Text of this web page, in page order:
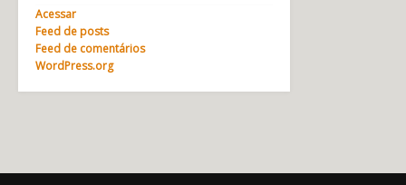
Acessar
Feed de posts
Feed de comentários
WordPress.org